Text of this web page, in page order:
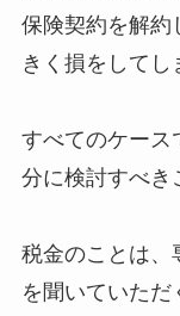
保険契約を解約
きく損をしてし
すべてのケース
分に検討すべき
税金のことは、
を聞いていた